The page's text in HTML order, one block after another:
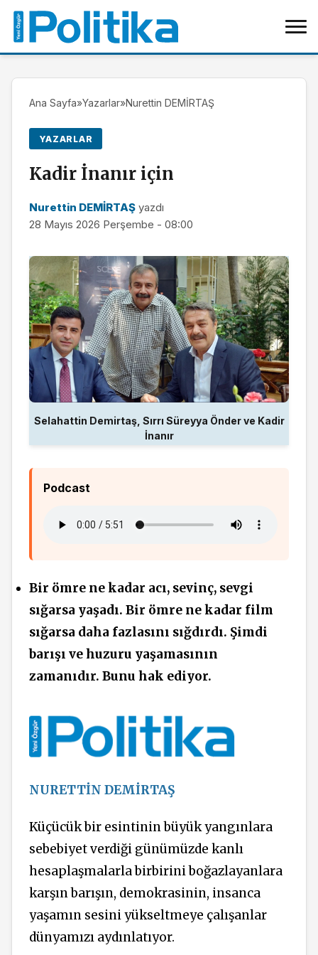
Ana Sayfa»Yazarlar»Nurettin DEMİRTAŞ
YAZARLAR
Kadir İnanır için
Nurettin DEMİRTAŞ yazdı
28 Mayıs 2026 Perşembe - 08:00
Selahattin Demirtaş, Sırrı Süreyya Önder ve Kadir
İnanır
Podcast
Bir ömre ne kadar acı, sevinç, sevgi
sığarsa yaşadı. Bir ömre ne kadar film
sığarsa daha fazlasını sığdırdı. Şimdi
barışı ve huzuru yaşamasının
zamanıdır. Bunu hak ediyor.
NURETTİN DEMİRTAŞ
Küçücük bir esintinin büyük yangınlara
sebebiyet verdiği günümüzde kanlı
hesaplaşmalarla birbirini boğazlayanlara
karşın barışın, demokrasinin, insanca
yaşamın sesini yükseltmeye çalışanlar
dünyamızı aydınlatıyor.